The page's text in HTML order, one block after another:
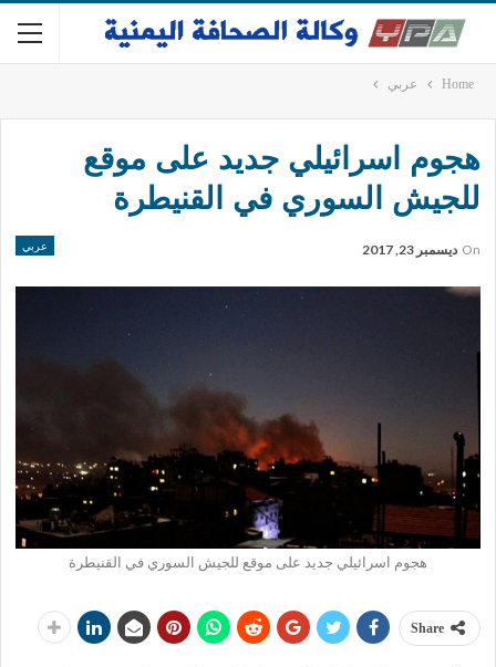
Home عربي
هجوم اسرائيلي جديد على موقع
للجيش السوري في القنيطرة
عربي On ديسمبر 23, 2017
هجوم اسرائيلي جديد على موقع للجيش السوري في القنيطرة
Share